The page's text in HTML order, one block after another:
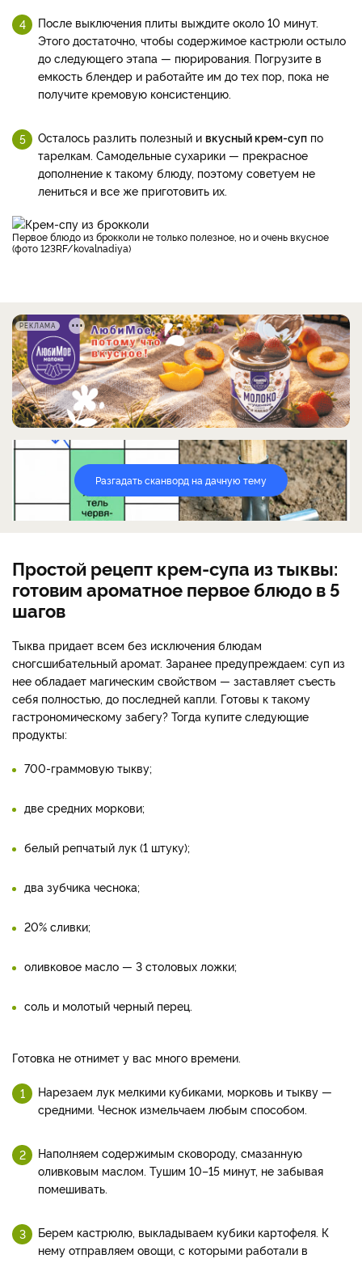
После выключения плиты выждите около 10 минут.
Этого достаточно, чтобы содержимое кастрюли остыло
до следующего этапа — пюрирования. Погрузите в
емкость блендер и работайте им до тех пор, пока не
получите кремовую консистенцию.
Осталось разлить полезный и вкусный крем-суп по
тарелкам. Самодельные сухарики — прекрасное
дополнение к такому блюду, поэтому советуем не
лениться и все же приготовить их.
Первое блюдо из брокколи не только полезное, но и очень вкусное
(фото 123RF/kovalnadiya)
РЕКЛАМА
Разгадать сканворд на дачную тему
Простой рецепт крем-супа из тыквы:
готовим ароматное первое блюдо в 5
шагов
Тыква придает всем без исключения блюдам
сногсшибательный аромат. Заранее предупреждаем: суп из
нее обладает магическим свойством — заставляет съесть
себя полностью, до последней капли. Готовы к такому
гастрономическому забегу? Тогда купите следующие
продукты:
700-граммовую тыкву;
две средних моркови;
белый репчатый лук (1 штуку);
два зубчика чеснока;
20% сливки;
оливковое масло — 3 столовых ложки;
соль и молотый черный перец.
Готовка не отнимет у вас много времени.
Нарезаем лук мелкими кубиками, морковь и тыкву —
средними. Чеснок измельчаем любым способом.
Наполняем содержимым сковороду, смазанную
оливковым маслом. Тушим 10–15 минут, не забывая
помешивать.
Берем кастрюлю, выкладываем кубики картофеля. К
нему отправляем овощи, с которыми работали в